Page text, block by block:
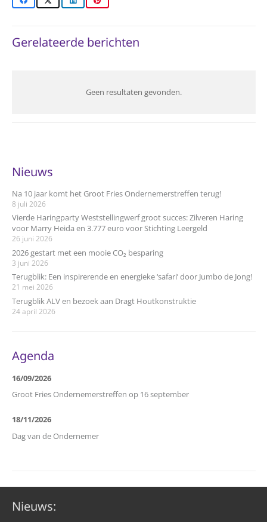
Gerelateerde berichten
Geen resultaten gevonden.
Nieuws
Na 10 jaar komt het Groot Fries Ondernemerstreffen terug!
8 juli 2026
Vierde Haringparty Weststellingwerf groot succes: Zilveren Haring
voor Marry Heida en 3.777 euro voor Stichting Leergeld
26 juni 2026
2026 gestart met een mooie CO₂ besparing
3 juni 2026
Terugblik: Een inspirerende en energieke ‘safari’ door Jumbo de Jong!
21 mei 2026
Terugblik ALV en bezoek aan Dragt Houtkonstruktie
24 april 2026
Agenda
16/09/2026
Groot Fries Ondernemerstreffen op 16 september
18/11/2026
Dag van de Ondernemer
Nieuws: